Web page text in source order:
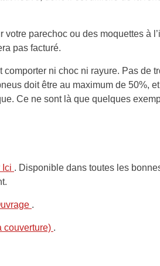
parechoc ou des moquettes à
pas facturé.
ni choc ni rayure. Pas de
doit être au maximum de 50%,
Ce ne sont là que quelques
Ici . Disponible dans toutes les
.
couverture) .